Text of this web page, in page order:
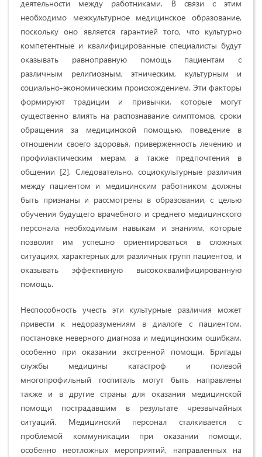
деятельности между работниками. В связи с этим
необходимо межкультурное медицинское образование,
поскольку оно является гарантией того, что культурно
компетентные и квалифицированные специалисты будут
оказывать равноправную помощь пациентам с
различным религиозным, этническим, культурным и
социально-экономическим происхождением. Эти факторы
формируют традиции и привычки, которые могут
существенно влиять на распознавание симптомов, сроки
обращения за медицинской помощью, поведение в
отношении своего здоровья, приверженность лечению и
профилактическим мерам, а также предпочтения в
общении [2]. Следовательно, социокультурные различия
между пациентом и медицинским работником должны
быть признаны и рассмотрены в образовании, с целью
обучения будущего врачебного и среднего медицинского
персонала необходимым навыкам и знаниям, которые
позволят им успешно ориентироваться в сложных
ситуациях, характерных для различных групп пациентов, и
оказывать эффективную высококвалифицированную
помощь.
Неспособность учесть эти культурные различия может
привести к недоразумениям в диалоге с пациентом,
постановке неверного диагноза и медицинским ошибкам,
особенно при оказании экстренной помощи. Бригады
службы медицины катастроф и полевой
многопрофильный госпиталь могут быть направлены
также и в другие страны для оказания медицинской
помощи пострадавшим в результате чрезвычайных
ситуаций. Медицинский персонал сталкивается с
проблемой коммуникации при оказании помощи,
особенно неотложных мероприятий, направленных на